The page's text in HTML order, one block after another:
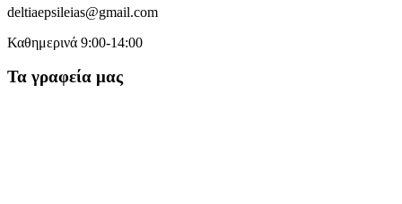
deltiaepsileias@gmail.com
Καθημερινά 9:00-14:00
Τα γραφεία μας